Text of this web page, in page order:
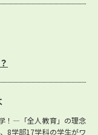
！―「全人教育」の理念
8学部17学科の学生がワ